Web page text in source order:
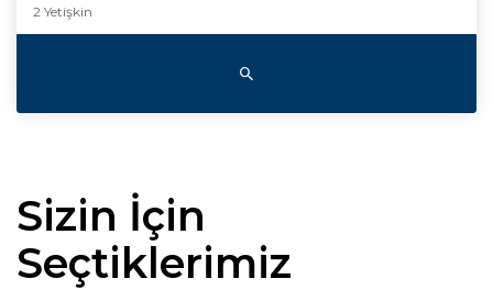
2 Yetişkin
Sizin İçin
Seçtiklerimiz